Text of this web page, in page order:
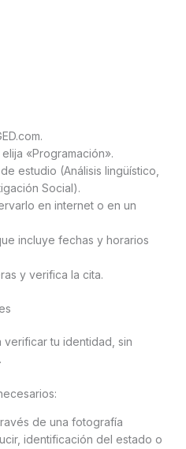
«Programación».
estudio (Análisis lingüístico,
Social).
en internet o en un
incluye fechas y horarios
y verifica la cita.
tu identidad, sin
de una fotografía
identificación del estado o